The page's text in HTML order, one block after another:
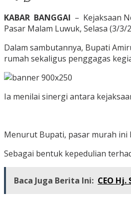
KABAR BANGGAI – Kejaksaan
Pasar Malam Luwuk, Selasa (3/
Dalam sambutannya, Bupati
rumah sekaligus penggagas
Ia menilai sinergi antara
Menurut Bupati, pasar murah
Sebagai bentuk kepedulian
Baca Juga Berita Ini: CEO